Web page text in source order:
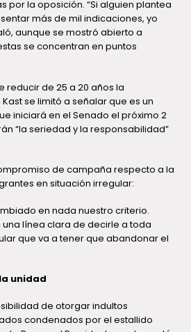
por la oposición. “Si alguien plantea
más de mil indicaciones, yo
aunque se mostró abierto a
se concentran en puntos
reducir de 25 a 20 años la
se limitó a señalar que es un
iniciará en el Senado el próximo 2
“la seriedad y la responsabilidad”
de campaña respecto a la
en situación irregular:
en nada nuestro criterio.
línea clara de decirle a toda
que va a tener que abandonar el
unidad
de otorgar indultos
condenados por el estallido